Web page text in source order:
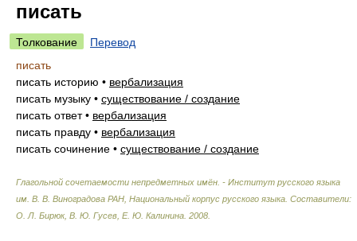
писать
Толкование
Перевод
писать
писать историю • вербализация
писать музыку • существование / создание
писать ответ• вербализация
писать правду • вербализация
писать сочинение • существование / создание
Глагольной сочетаемости непредметных имён. - Институт русского языка
им. В. В. Виноградова РАН, Национальный корпус русского языка Составители:
О. Л. Бирюк, В. Ю. Гусев, Е. Ю. Калинина 2008